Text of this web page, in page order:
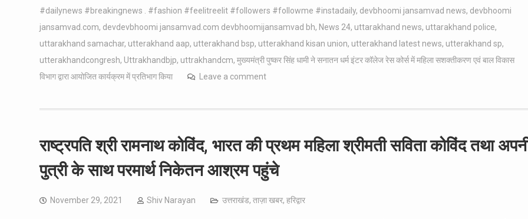
#dailynews #breakingnews . #fashion #feelitreelit #followers #followme #instadaily, devbhoomi jansamvad news, devbhoomi
jansamvad.com, devdevbhoomi jansamvad.com devbhoomijansamvad bh, News 24, uttarakhand news, uttarakhand police,
uttarakhand samachar, utterakhand aap, utterakhand bsp, utterakhand kisan union, utterakhand latest news, utterakhand sp,
utterakhandcongresh, Uttrakhandbjp, uttrakhandcm, मुख्यमंत्री पुष्कर सिंह धामी ने सनातन धर्म इंटर कॉलेज रेस कोर्स में महिला सशक्तीकरण एवं बाल विकास
विभाग द्वारा आयोजित कार्यक्रम में प्रतिभाग किया
Leave a comment
राष्ट्रपति श्री रामनाथ कोविंद, भारत की प्रथम महिला श्रीमती सविता कोविंद तथा
पुत्री के साथ परमार्थ निकेतन आश्रम पहुंचे
November 29, 2021 Shiv Narayan उत्तराखंड, ताज़ा खबर, हरिद्वार